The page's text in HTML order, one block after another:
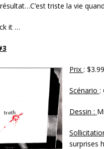
triste la vie
it …
Prix : $3.99
Scénario :
Dessin :
surprises